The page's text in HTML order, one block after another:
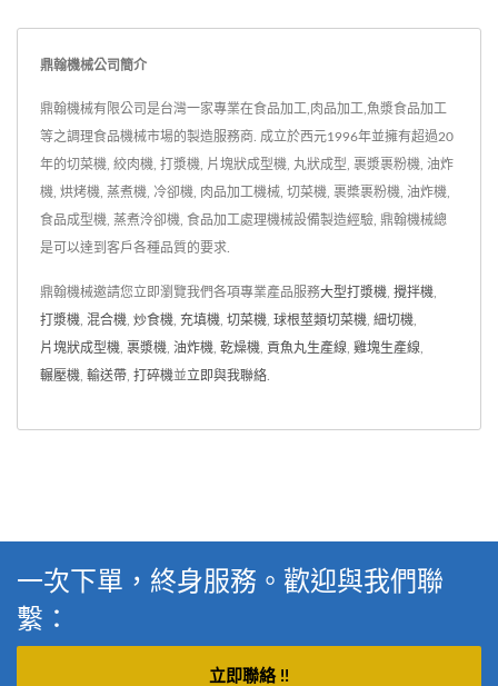
鼎翰機械公司簡介
鼎翰機械有限公司是台灣一家專業在食品加工,肉品加工,魚漿食品加工
等之調理食品機械市場的製造服務商. 成立於西元1996年並擁有超過20
年的切菜機, 絞肉機, 打漿機, 片塊狀成型機, 丸狀成型, 裹漿裹粉機, 油炸
機, 烘烤機, 蒸煮機, 冷卻機, 肉品加工機械, 切菜機, 裹槳裹粉機, 油炸機,
食品成型機, 蒸煮泠卻機, 食品加工處理機械設備製造經驗, 鼎翰機械總
是可以達到客戶各種品質的要求.
鼎翰機械邀請您立即瀏覽我們各項專業產品服務大型打漿機 攪拌機
打漿機 混合機 炒食機 充填機 切菜機 球根莖類切菜機 細切機
片塊狀成型機 裹漿機 油炸機 乾燥機 貢魚丸生產線 雞塊生產線
輾壓機 輸送帶 打碎機並立即與我聯絡
一次下單，終身服務。歡迎與我們聯
繫：
立即聯絡 !!